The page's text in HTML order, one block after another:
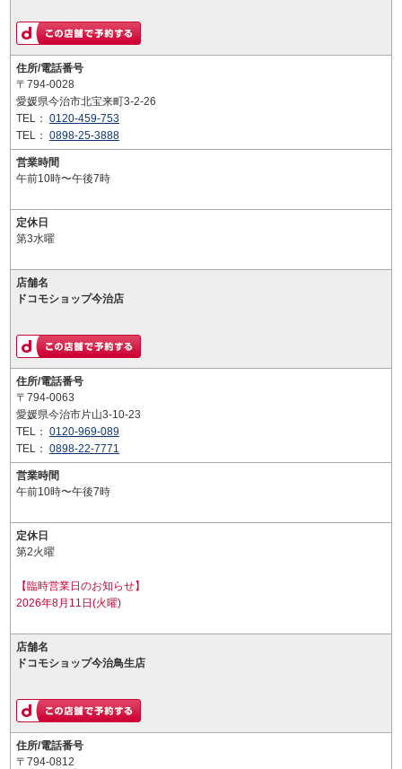
住所/電話番号
〒794-0028
愛媛県今治市北宝来町3-2-26
TEL： 0120-459-753
TEL： 0898-25-3888
営業時間
午前10時〜午後7時
定休日
第3水曜
店舗名
ドコモショップ今治店
住所/電話番号
〒794-0063
愛媛県今治市片山3-10-23
TEL： 0120-969-089
TEL： 0898-22-7771
営業時間
午前10時〜午後7時
定休日
第2火曜
【臨時営業日のお知らせ】
2026年8月11日(火曜)
店舗名
ドコモショップ今治鳥生店
住所/電話番号
〒794-0812